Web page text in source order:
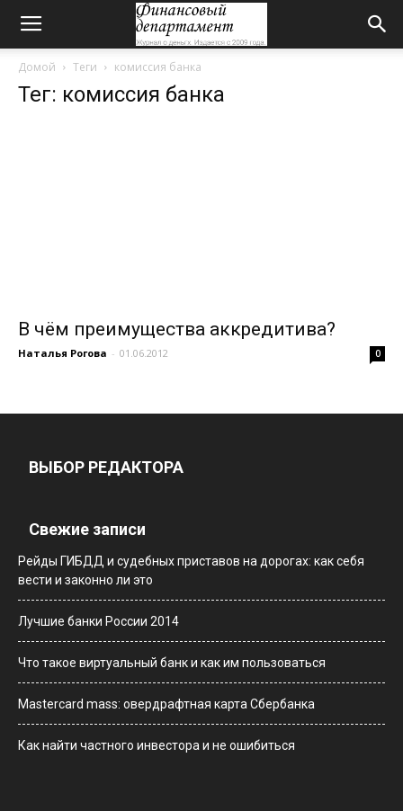
Домой Теги комиссия банка
Тег: комиссия банка
В чём преимущества аккредитива?
Наталья Рогова - 01.06.2012 0
ВЫБОР РЕДАКТОРА
Свежие записи
Рейды ГИБДД и судебных приставов на дорогах: как себя
вести и законно ли это
Лучшие банки России 2014
Что такое виртуальный банк и как им пользоваться
Мastercard mass: овердрафтная карта Сбербанка
Как найти частного инвестора и не ошибиться